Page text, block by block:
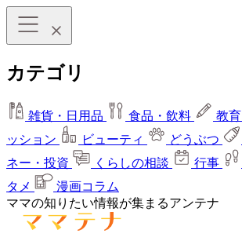
カテゴリ
雑貨・日用品 食品・飲料 教育
ッション
ビューティ どうぶつ
ネー・投資
くらしの相談 行事
タメ
漫画コラム
ママの知りたい情報が集まるアンテナ